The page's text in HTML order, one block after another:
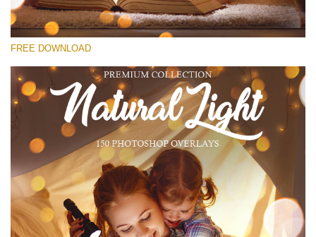
Natural Cozy Bokeh
(150 Overlays)
Bokeh Collection (650 Overlays)
Large 6000*4000px
Entire Collection
(1783 Overlays)
Large 6000*4000px
Download Gratuito
FREE DOWNLOAD